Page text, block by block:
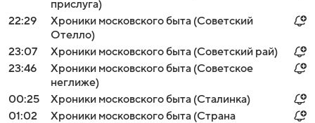
прислуга)
22:29
Хроники московского быта (Советский
Отелло)
23:07
Хроники московского быта (Советский рай)
23:46
Хроники московского быта (Советское
неглиже)
00:25
Хроники московского быта (Сталинка)
01:02
Хроники московского быта (Страна